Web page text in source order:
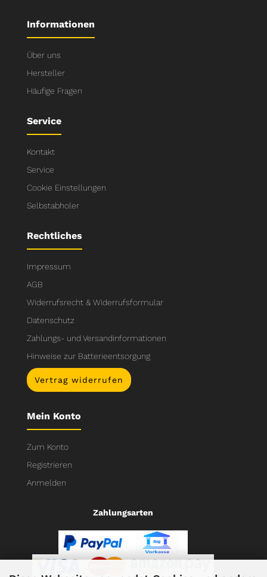
Informationen
Über uns
Hersteller
Häufige Fragen
Service
Kontakt
Service
Cookie Einstellungen
Selbstabholer
Rechtliches
Impressum
AGB
Widerrufsrecht & Widerrufsformular
Datenschutz
Zahlungs- und Versandinformationen
Hinweise zur Batterieentsorgung
Vertrag widerrufen
Mein Konto
Zum Konto
Registrieren
Anmelden
Zahlungsarten